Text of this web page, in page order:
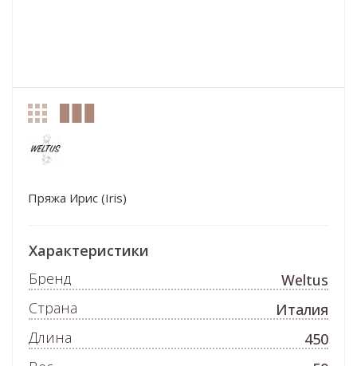
Пряжа Ирис (Iris)
Характеристики
Бренд
Weltus
Страна
Италия
Длина
450